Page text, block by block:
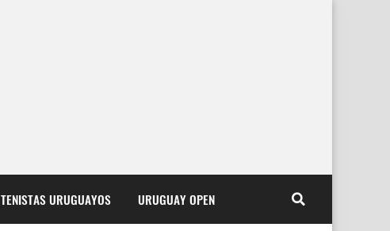
TENISTAS URUGUAYOS URUGUAY OPEN